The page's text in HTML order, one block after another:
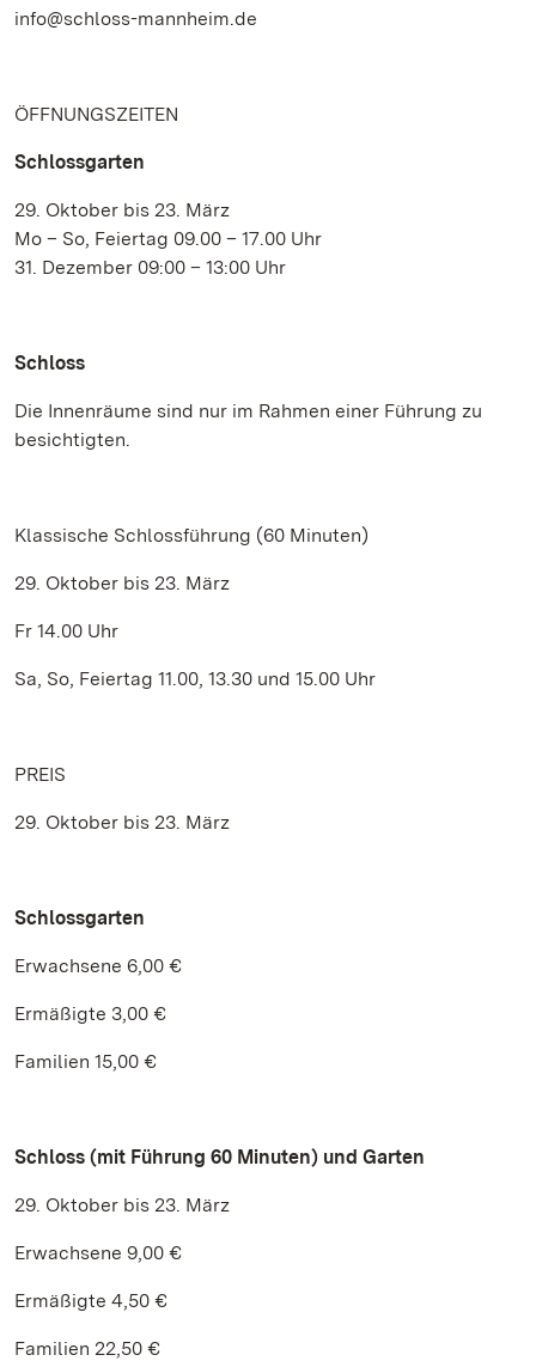
info@schloss-mannheim.de
ÖFFNUNGSZEITEN
Schlossgarten
29. Oktober bis 23. März
Mo – So, Feiertag 09.00 – 17.00 Uhr
31. Dezember 09:00 – 13:00 Uhr
Schloss
Die Innenräume sind nur im Rahmen einer Führung zu
besichtigten.
Klassische Schlossführung (60 Minuten)
29. Oktober bis 23. März
Fr 14.00 Uhr
Sa, So, Feiertag 11.00, 13.30 und 15.00 Uhr
PREIS
29. Oktober bis 23. März
Schlossgarten
Erwachsene 6,00 €
Ermäßigte 3,00 €
Familien 15,00 €
Schloss (mit Führung 60 Minuten) und Garten
29. Oktober bis 23. März
Erwachsene 9,00 €
Ermäßigte 4,50 €
Familien 22,50 €